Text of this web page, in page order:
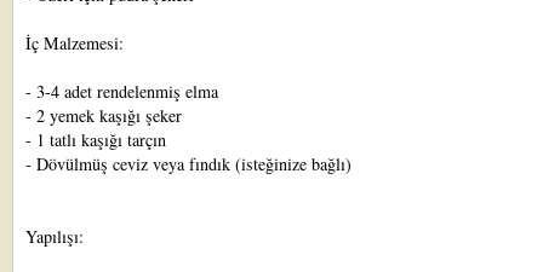
İç Malzemesi:
- 3-4 adet rendelenmiş elma
- 2 yemek kaşığı şeker
- 1 tatlı kaşığı tarçın
- Dövülmüş ceviz veya fındık (isteğinize bağlı)
Yapılışı: